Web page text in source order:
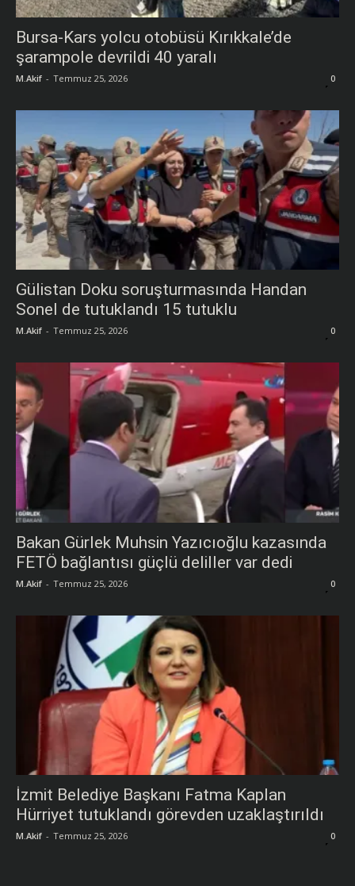
Bursa-Kars yolcu otobüsü Kırıkkale’de
şarampole devrildi 40 yaralı
M.Akif - Temmuz 25, 2026 0
Gülistan Doku soruşturmasında Handan
Sonel de tutuklandı 15 tutuklu
M.Akif - Temmuz 25, 2026 0
Bakan Gürlek Muhsin Yazıcıoğlu kazasında
FETÖ bağlantısı güçlü deliller var dedi
M.Akif - Temmuz 25, 2026 0
İzmit Belediye Başkanı Fatma Kaplan
Hürriyet tutuklandı görevden uzaklaştırıldı
M.Akif - Temmuz 25, 2026 0